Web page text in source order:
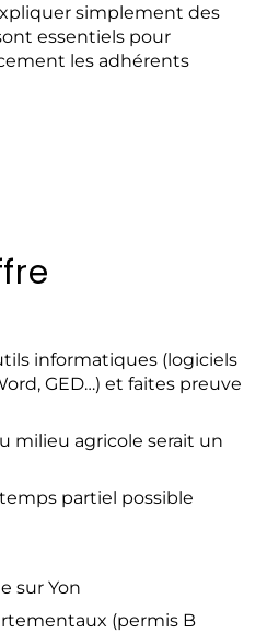
simplement des
essentiels pour
les adhérents
informatiques (logiciels
GED…) et faites preuve
milieu agricole serait un
partiel possible
sur Yon
(permis B